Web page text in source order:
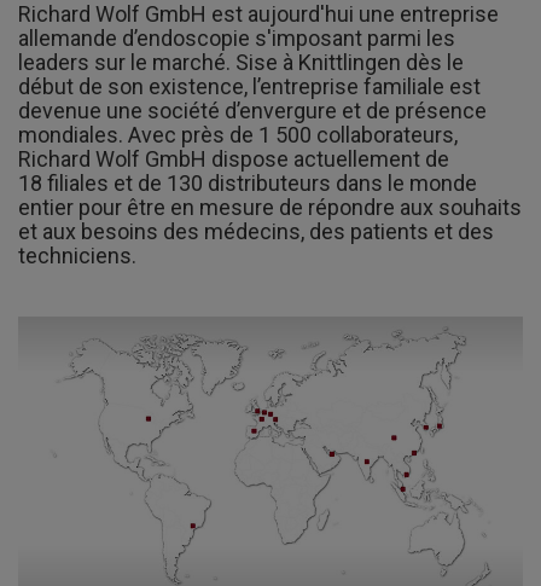
Richard Wolf GmbH est aujourd'hui une entreprise
allemande d’endoscopie s'imposant parmi les
leaders sur le marché. Sise à Knittlingen dès le
début de son existence, l’entreprise familiale est
devenue une société d’envergure et de présence
mondiales. Avec près de 1 500 collaborateurs,
Richard Wolf GmbH dispose actuellement de
18 filiales et de 130 distributeurs dans le monde
entier pour être en mesure de répondre aux souhaits
et aux besoins des médecins, des patients et des
techniciens.